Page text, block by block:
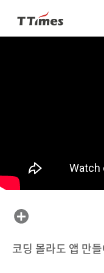
코딩 몰라도 앱 만